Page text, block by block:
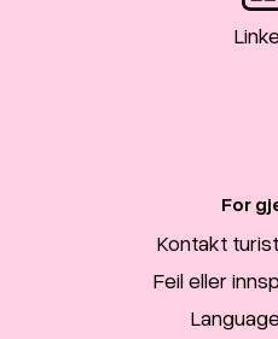
For
Kontakt
Feil eller